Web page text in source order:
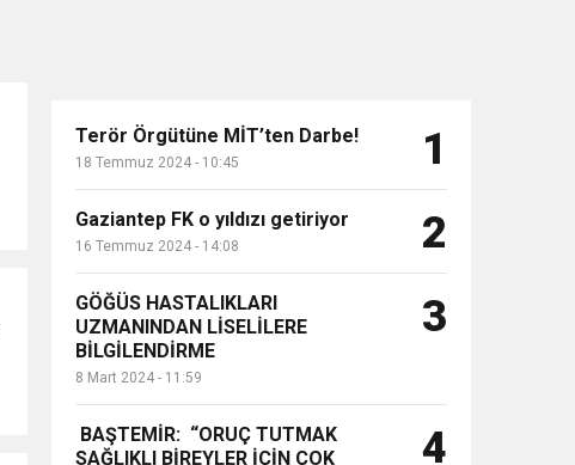
Terör Örgütüne MİT’ten Darbe!
18 Temmuz 2024 - 10:45 1
Gaziantep FK o yıldızı getiriyor
16 Temmuz 2024 - 14:08 2
GÖĞÜS HASTALIKLARI
UZMANINDAN LİSELİLERE
BİLGİLENDİRME
8 Mart 2024 - 11:59
3
BAŞTEMİR: “ORUÇ TUTMAK
SAĞLIKLI BİREYLER İÇİN ÇOK
4